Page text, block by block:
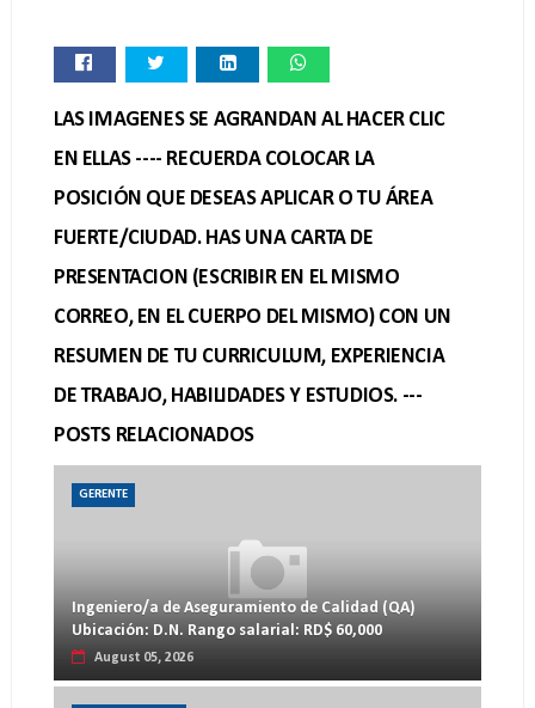
LAS IMAGENES SE AGRANDAN AL HACER CLIC
EN ELLAS ---- RECUERDA COLOCAR LA
POSICIÓN QUE DESEAS APLICAR O TU ÁREA
FUERTE/CIUDAD. HAS UNA CARTA DE
PRESENTACION (ESCRIBIR EN EL MISMO
CORREO, EN EL CUERPO DEL MISMO) CON UN
RESUMEN DE TU CURRICULUM, EXPERIENCIA
DE TRABAJO, HABILIDADES Y ESTUDIOS. ---
POSTS RELACIONADOS
GERENTE
Ingeniero/a de Aseguramiento de Calidad (QA)
Ubicación: D.N. Rango salarial: RD$ 60,000
August 05, 2026